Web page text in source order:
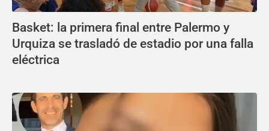
Basket: la primera final entre Palermo y
Urquiza se trasladó de estadio por una falla
eléctrica